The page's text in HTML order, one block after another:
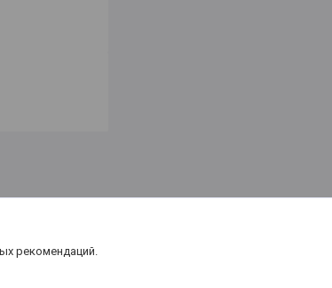
рекомендаций.